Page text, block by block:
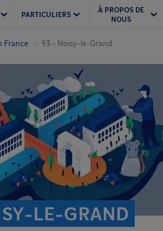
PARTICULIERS
À PROPOS DE
NOUS
France 93 - Noisy-le-Grand
LE-GRAND